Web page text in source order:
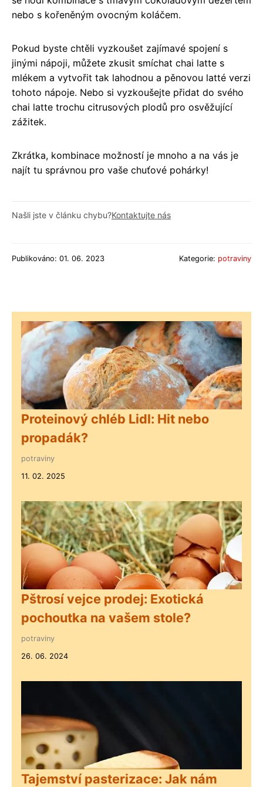
nebo s kořeněným ovocným koláčem.
Pokud byste chtěli vyzkoušet zajímavé spojení s
jinými nápoji, můžete zkusit smíchat chai latte s
mlékem a vytvořit tak lahodnou a pěnovou latté verzi
tohoto nápoje. Nebo si vyzkoušejte přidat do svého
chai latte trochu citrusových plodů pro osvěžující
zážitek.
Zkrátka, kombinace možností je mnoho a na vás je
najít tu správnou pro vaše chuťové pohárky!
Našli jste v článku chybu?Kontaktujte nás
Publikováno: 01. 06. 2023 Kategorie: potraviny
Proteinový chléb Lidl: Hit nebo
propadák?
potraviny
11. 02. 2025
Pštrosí vejce prodej: Exotická
pochoutka na vašem stole?
potraviny
26. 06. 2024
Tajemství pasterizace: Jak nám